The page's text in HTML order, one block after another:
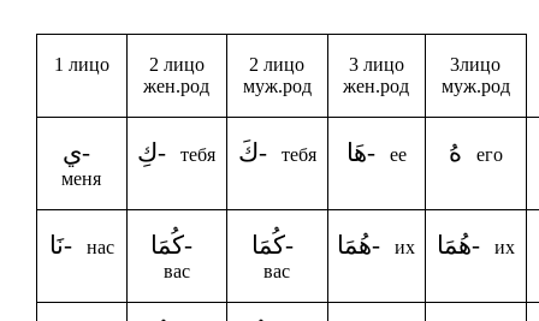
1 лицо
2 лицо
жен.род
2 лицо
муж.род
3 лицо
жен.род
3лицо
муж.род
-ي
меня
-كِ тебя -كَтебя -هَاее هُ его
-نَاнас -كُمَا
вас
-كُمَا
вас
-هُمَا их -هُمَاих